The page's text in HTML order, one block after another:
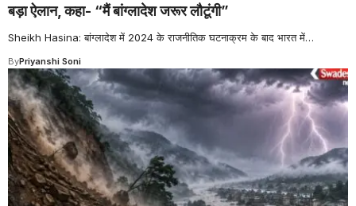
बड़ा ऐलान, कहा- “मैं बांग्लादेश जरूर लौटूंगी”
Sheikh Hasina: बांग्लादेश में 2024 के राजनीतिक घटनाक्रम के बाद भारत में…
ByPriyanshi Soni